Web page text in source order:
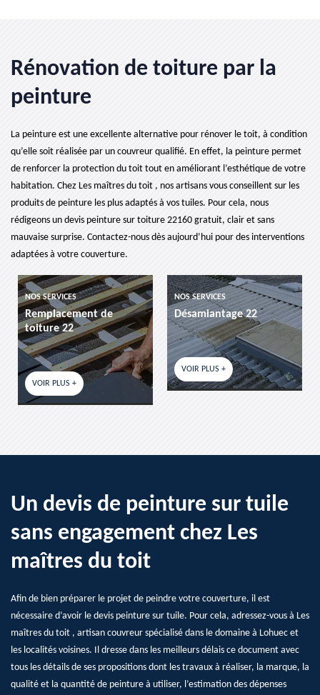
Rénovation de toiture par la
peinture
La peinture est une excellente alternative pour rénover le toit, à condition
qu’elle soit réalisée par un couvreur qualifié. En effet, la peinture permet
de renforcer la protection du toit tout en améliorant l’esthétique de votre
habitation. Chez Les maîtres du toit , nos artisans vous conseillent sur les
produits de peinture les plus adaptés à vos tuiles. Pour cela, nous
rédigeons un devis peinture sur toiture 22160 gratuit, clair et sans
mauvaise surprise. Contactez-nous dès aujourd’hui pour des interventions
adaptées à votre couverture.
NOS SERVICES
Remplacement de
toiture 22
VOIR PLUS +
NOS SERVICES
Désamiantage 22
VOIR PLUS +
Un devis de peinture sur tuile
sans engagement chez Les
maîtres du toit
Afin de bien préparer le projet de peindre votre couverture, il est
nécessaire d’avoir le devis peinture sur tuile. Pour cela, adressez-vous à Les
maîtres du toit , artisan couvreur spécialisé dans le domaine à Lohuec et
les localités voisines. Il dresse dans les meilleurs délais ce document avec
tous les détails de ses propositions dont les travaux à réaliser, la marque, la
qualité et la quantité de peinture à utiliser, l’estimation des dépenses